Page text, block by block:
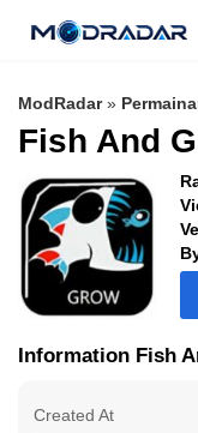
ModRadar»
Fish And
Information Fish
Created At